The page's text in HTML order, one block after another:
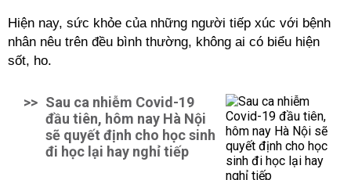
Hiện nay, sức khỏe của những người tiếp xúc với bệnh
nhân nêu trên đều bình thường, không ai có biểu hiện
sốt, ho.
>> Sau ca nhiễm Covid-19
đầu tiên, hôm nay Hà Nội
sẽ quyết định cho học sinh
đi học lại hay nghỉ tiếp